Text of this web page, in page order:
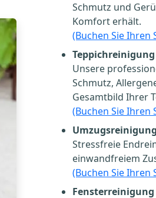
Schmutz und
Komfort erhält.
(Buchen Sie Ihren
Teppichreinigung
Unsere
Schmutz,
Gesamtbild Ihrer
(Buchen Sie Ihren
Umzugsreinigung
Stressfreie
einwandfreiem
(Buchen Sie Ihren
Fensterreinigung